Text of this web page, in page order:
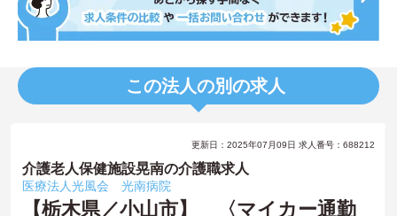
この法人の別の求人
更新日：2025年07月09日 求人番号：688212
介護老人保健施設晃南の介護職求人
医療法人光風会 光南病院
【栃木県／小山市】 〈マイカー通勤